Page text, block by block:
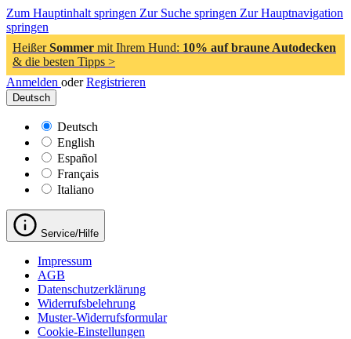
Zum Hauptinhalt springen Zur Suche springen Zur Hauptnavigation
springen
HeißerSommer mit Ihrem Hund: 10% auf braune Autodecken
& die besten Tipps >
Anmelden oder Registrieren
Deutsch
Deutsch
English
Español
Français
Italiano
Service/Hilfe
Impressum
AGB
Datenschutzerklärung
Widerrufsbelehrung
Muster-Widerrufsformular
Cookie-Einstellungen